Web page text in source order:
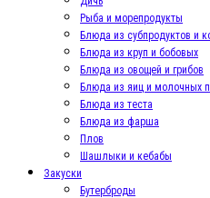
Рыба и морепродукты
Блюда из субпродуктов и
Блюда из круп и бобовых
Блюда из овощей и грибов
Блюда из яиц и молочных
Блюда из теста
Блюда из фарша
Плов
Шашлыки и кебабы
Закуски
Бутерброды